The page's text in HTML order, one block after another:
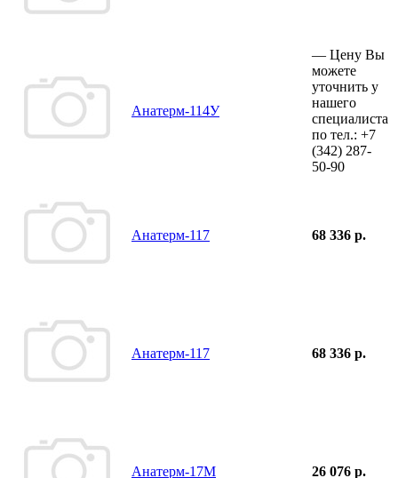
Анатерм-114У
— Цену Вы
можете
уточнить у
нашего
специалиста
по тел.: +7
(342) 287-
50-90
Анатерм-117 68 336 р.
Анатерм-117 68 336 р.
Анатерм-17М 26 076 р.